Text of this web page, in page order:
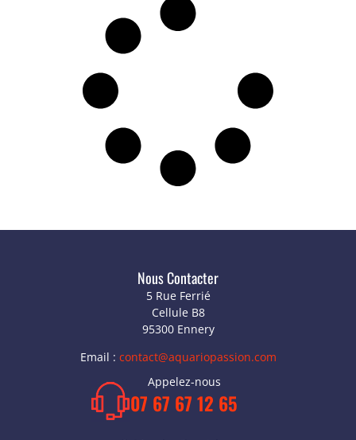
Nous Contacter
5 Rue Ferrié
Cellule B8
95300 Ennery
Email : contact@aquariopassion.com
Appelez-nous
07 67 67 12 65